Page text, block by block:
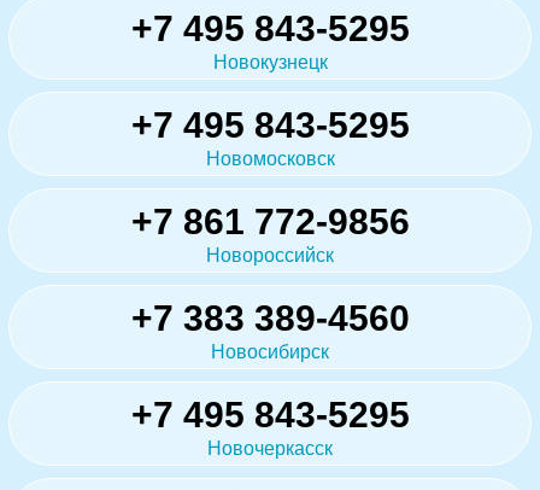
+7 495 843-5295
Новокузнецк
+7 495 843-5295
Новомосковск
+7 861 772-9856
Новороссийск
+7 383 389-4560
Новосибирск
+7 495 843-5295
Новочеркасск